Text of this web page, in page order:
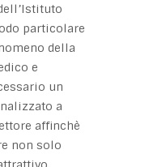
particolare
della
e
un
a
affinchè
non solo